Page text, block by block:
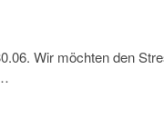
Wir möchten den